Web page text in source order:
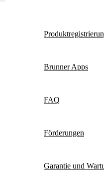
Brunner Apps
FAQ
Förderungen
Garantie und